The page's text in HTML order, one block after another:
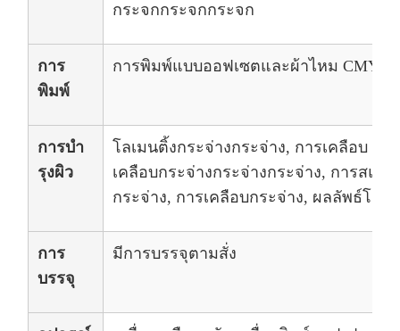
กระจกกระจกกระจก
การ
พิมพ์
การพิมพ์แบบออฟเซตและผ้าไหม CMYK
การบํา
รุงผิว
โลเมนติ้งกระจ่างกระจ่าง, การเคลือบ
เคลือบกระจ่างกระจ่างกระจ่าง, การสแต
กระจ่าง, การเคลือบกระจ่าง, ผลลัพธ์โฮโ
การ
บรรจุ
มีการบรรจุตามสั่ง